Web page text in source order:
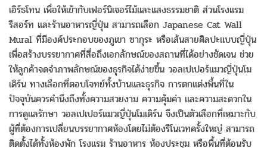
เอิร์ธโทน เพื่อให้เข้ากับเฟอร์นิเจอร์ไม้และแสงธรรมชาติ ส่วนโรงแรม
รีสอร์ท และร้านอาหารญี่ปุ่น สามารถเลือก Japanese Cat Wall
Mural ที่มีองค์ประกอบของภูเขา ซากุระ หรือเส้นสายศิลปะแบบญี่ปุ่น
เพื่อสร้างบรรยากาศที่สื่อถึงเอกลักษณ์ของสถานที่ได้อย่างชัดเจน ช่วย
ให้ลูกค้าจดจำภาพลักษณ์ของธุรกิจได้ง่ายขึ้น วอลเปเปอร์แมวญี่ปุ่นโม
เดิร์น ทางเลือกที่ตอบโจทย์ทั้งบ้านและธุรกิจ การตกแต่งพื้นที่ใน
ปัจจุบันควรคำนึงถึงทั้งความสวยงาม ความคุ้มค่า และความสะดวกใน
การดูแลรักษา วอลเปเปอร์แมวญี่ปุ่นโมเดิร์น จึงเป็นตัวเลือกที่เหมาะกับ
ผู้ที่ต้องการเปลี่ยนบรรยากาศห้องโดยไม่ต้องรีโนเวทครั้งใหญ่ สามารถ
ติดตั้งได้ทั้งห้องพัก โรงแรม ร้านอาหาร ห้องประชุม หรือพื้นที่ต้อนรับ